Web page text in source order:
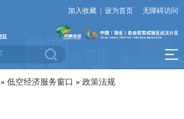
加入收藏 设为首页 无障碍访问
» 低空经济服务窗口 » 政策法规